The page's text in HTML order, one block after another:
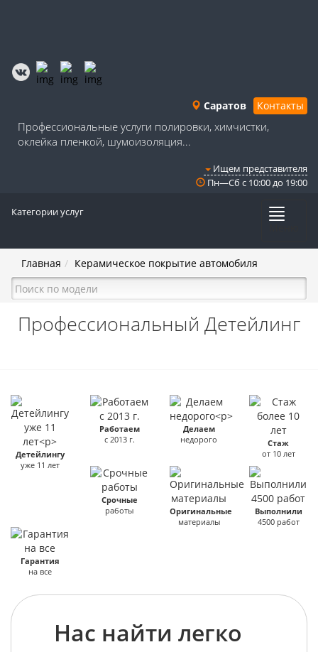
Саратов Контакты
Профессиональные услуги полировки, химчистки,
оклейка пленкой, шумоизоляция...
Ищем представителя
Пн—Сб с 10:00 до 19:00
Категории услуг
Главная Керамическое покрытие автомобиля
Профессиональный Детейлинг
Детейлингу
уже 11 лет
Работаем
с 2013 г.
Делаем
недорого
Стаж
от 10 лет
Срочные
работы
Оригинальные
материалы
Выполнили
4500 работ
Гарантия
на все
Нас найти легко